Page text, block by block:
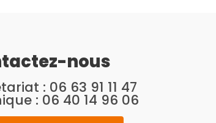
nous
: 06 63 91 11 47
: 06 40 14 96 06